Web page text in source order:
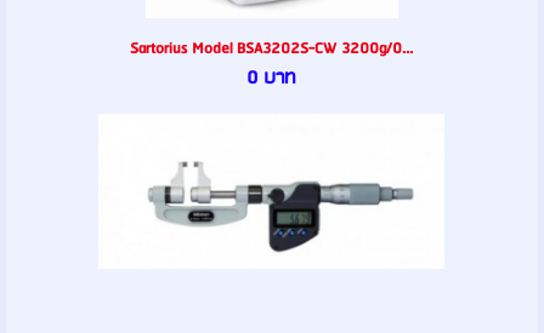
Sartorius Model BSA3202S-CW 3200g/0...
0 บาท